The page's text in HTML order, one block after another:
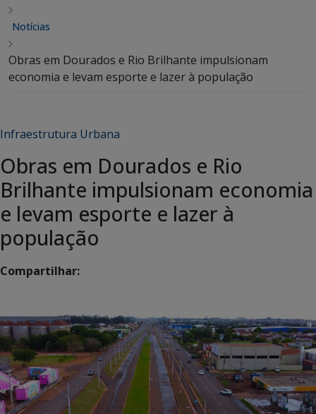
Notícias
Obras em Dourados e Rio Brilhante impulsionam
economia e levam esporte e lazer à população
Infraestrutura Urbana
Obras em Dourados e Rio
Brilhante impulsionam economia
e levam esporte e lazer à
população
Compartilhar: